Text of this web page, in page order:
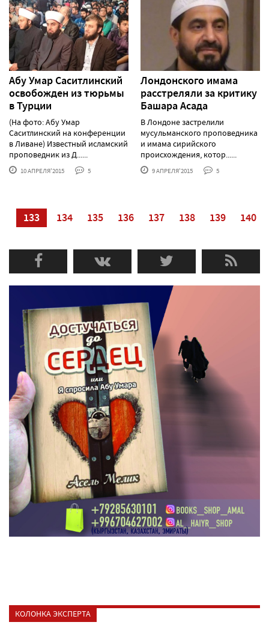
Абу Умар Саситлинский
освобожден из тюрьмы
в Турции
(На фото: Абу Умар
Саситлинский на конференции
в Ливане) Известный исламский
проповедник из Д......
10 АПРЕЛЯ'2015 5
Лондонского имама
расстреляли за критику
Башара Асада
В Лондоне застрелили
мусульманского проповедника
и имама сирийского
происхождения, котор......
9 АПРЕЛЯ'2015 5
133 134 135 136 137 138 139 140
КОЛОНКА ЭКСПЕРТА